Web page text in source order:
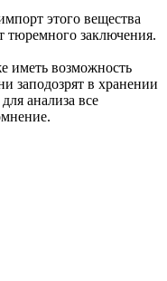
этого вещества
тюремного заключения.
иметь возможность
заподозрят в хранении
анализа все